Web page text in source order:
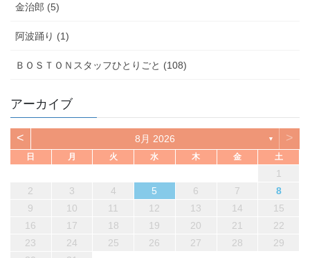
金治郎 (5)
阿波踊り (1)
ＢＯＳＴＯＮスタッフひとりごと (108)
アーカイブ
< 8月 2026 ▼ >
日 月 火 水 木 金 土
1
2
3 4 5 6 7
8
9
10 11 12 13 14
15
16
17 18 19 20 21
22
23
24 25 26 27 28
29